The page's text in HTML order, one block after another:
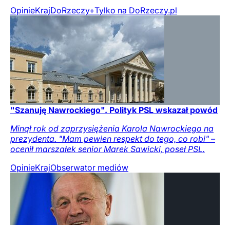
OpinieKrajDoRzeczy+Tylko na DoRzeczy.pl
"Szanuję Nawrockiego". Polityk PSL wskazał powód
Minął rok od zaprzysiężenia Karola Nawrockiego na
prezydenta. "Mam pewien respekt do tego, co robi" –
ocenił marszałek senior Marek Sawicki, poseł PSL.
OpinieKrajObserwator mediów